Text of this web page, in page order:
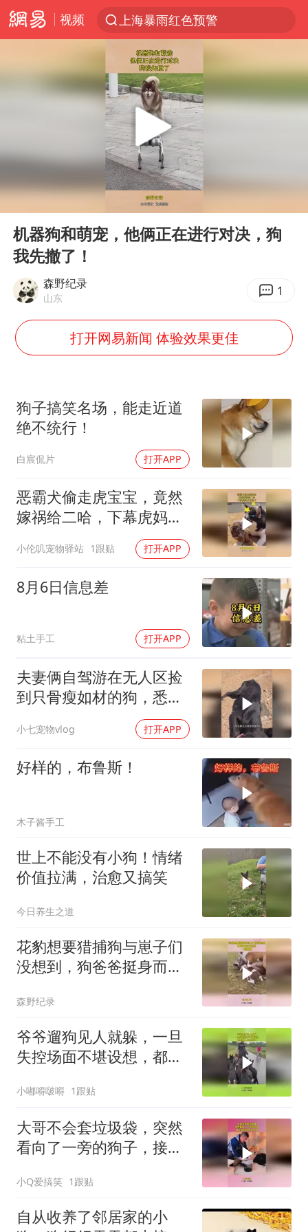
视频
上海暴雨红色预警
四川宜宾5.5级地震后余震为何不断
白海豚5次眼壁置换
王艺迪无缘横滨赛决赛
武契奇会见泽连斯基有何意图
“伊斯兰版北约”出现
浙江海域将现5到8米巨浪到狂浪
伯克希尔净买入约200亿美元股票
曝美下令调查弹药库存信息遭泄露事件
白海豚在海上打了个结
以军士兵把枪口对准中国记者
构建更高水平的全民健身公共服务体系
Play
00:00
机器狗和萌宠，他俩正在进行对决，狗
我先撤了！
森野纪录
山东 1
打开网易新闻 体验效果更佳
狗子搞笑名场，能走近道
绝不统行！
白宸侃片 打开APP
恶霸犬偷走虎宝宝，竟然
嫁祸给二哈，下幕虎妈反
小伦叽宠物驿站 1跟贴 打开APP
8月6日信息差
粘土手工 打开APP
夫妻俩自驾游在无人区捡
到只骨瘦如材的狗，悉心
小七宠物vlog 打开APP
好样的，布鲁斯！
木子酱手工
世上不能没有小狗！情绪
价值拉满，治愈又搞笑
今日养生之道
花豹想要猎捕狗与崽子们
没想到，狗爸爸挺身而
森野纪录
爷爷遛狗见人就躲，一旦
失控场面不堪设想，都是
小嘟嘚啵嘚 1跟贴
大哥不会套垃圾袋，突然
看向了一旁的狗子，接下
小Q爱搞笑 1跟贴
自从收养了邻居家的小